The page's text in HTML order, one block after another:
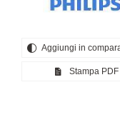
Aggiungi in
Stampa PDF